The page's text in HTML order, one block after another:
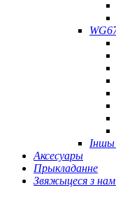
Іншы
Аксесуары
Прыкладанне
Звяжыцеся з